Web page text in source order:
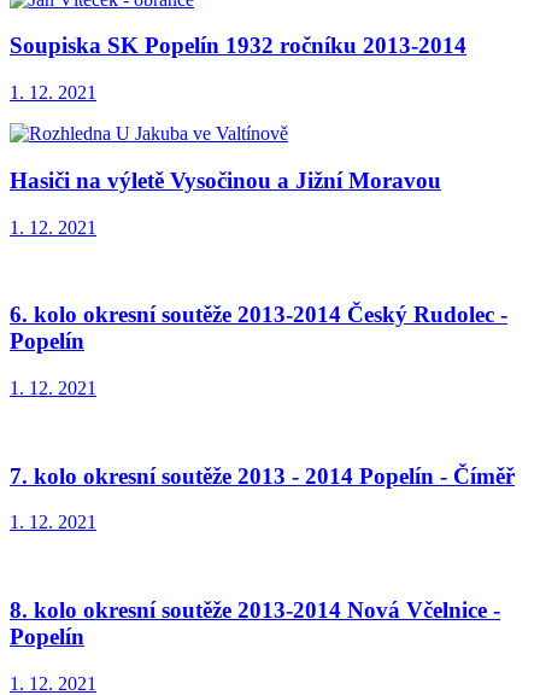
Soupiska SK Popelín 1932 ročníku 2013-2014
1. 12. 2021
Hasiči na výletě Vysočinou a Jižní Moravou
1. 12. 2021
6. kolo okresní soutěže 2013-2014 Český Rudolec -
Popelín
1. 12. 2021
7. kolo okresní soutěže 2013 - 2014 Popelín - Číměř
1. 12. 2021
8. kolo okresní soutěže 2013-2014 Nová Včelnice -
Popelín
1. 12. 2021